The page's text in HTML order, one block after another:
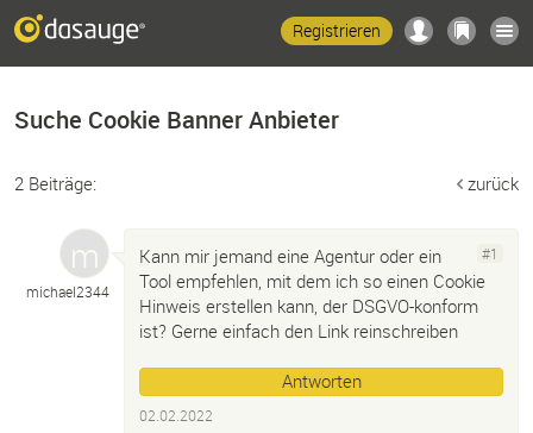
Registrieren
Suche Cookie Banner Anbieter
2 Beiträge: zurück
michael2344
#1
Kann mir jemand eine Agentur oder ein
Tool empfehlen, mit dem ich so einen Cookie
Hinweis erstellen kann, der DSGVO-konform
ist? Gerne einfach den Link reinschreiben
Antworten
02.02.2022